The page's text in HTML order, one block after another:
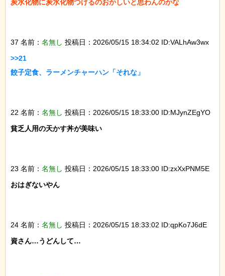
炭水化物に炭水化物つけるのおかしいと思わんのかな
37 名前： 名無し 投稿日：2026/05/15 18:34:02 ID:VALhAw3wx
>>21
餃子定食、ラーメンチャーハン「それな」
22 名前： 名無し 投稿日：2026/05/15 18:33:00 ID:MJynZEgYO
貧乏人用の天かす丼が美味い
23 名前： 名無し 投稿日：2026/05/15 18:33:00 ID:zxXxPNM5E
おはぎないやん
24 名前： 名無し 投稿日：2026/05/15 18:33:02 ID:qpKo7J6dE
資さん…うどんして…